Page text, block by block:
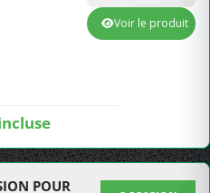
Voir le produit
POUR